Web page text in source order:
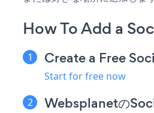
How To Add a
Create a Free
Start for free now
Websplanetの